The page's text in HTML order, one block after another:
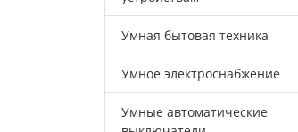
Умная бытовая техника
Умное электроснабжение
Умные автоматические